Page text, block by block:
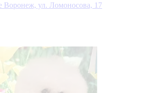
Воронеж, ул. Ломоносова, 17